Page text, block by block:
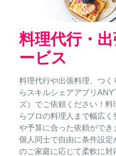
料理代行・
ービス
料理代行や出張料理、つ
らスキルシェアアプリ
ズ）でご依頼ください！
らプロの料理人まで幅広
や予算に合った依頼ができ
個人同士で自由に条件設
のご家庭に応じて柔軟に対